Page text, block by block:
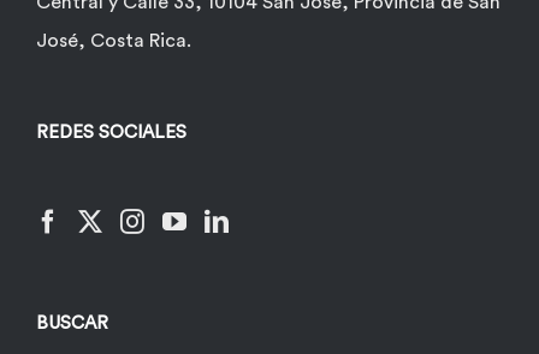
José, Costa Rica.
REDES SOCIALES
BUSCAR